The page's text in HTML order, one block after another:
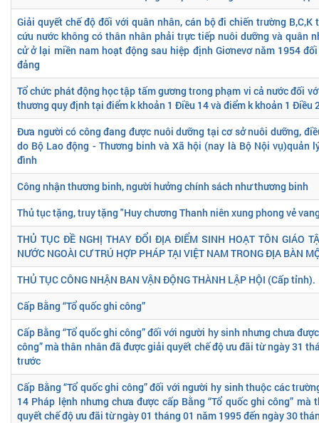
Giải quyết chế độ đối với quân nhân, cán bộ đi chiến trường
cứu nước không có thân nhân phải trực tiếp nuôi dưỡng và quân
cử ở lại miền nam hoạt động sau hiệp định Giơnevơ năm 1954
đảng
Tổ chức phát động học tập tấm gương trong phạm vi cả nước đối
thương quy định tại điểm k khoản 1 Điều 14 và điểm k khoản 1 Điều
Đưa người có công đang được nuôi dưỡng tại cơ sở nuôi dưỡng,
do Bộ Lao động - Thương binh và Xã hội (nay là Bộ Nội vụ)quản
đình
Công nhận thương binh, người hưởng chính sách như thương binh
Thủ tục tặng, truy tặng "Huy chương Thanh niên xung phong vẻ
THỦ TỤC ĐỀ NGHỊ THAY ĐỔI ĐỊA ĐIỂM SINH HOẠT TÔN GIÁO
NƯỚC NGOÀI CƯ TRÚ HỢP PHÁP TẠI VIỆT NAM TRONG ĐỊA BÀN
THỦ TỤC CÔNG NHẬN BAN VẬN ĐỘNG THÀNH LẬP HỘI (Cấp tỉnh).
Cấp Bằng “Tổ quốc ghi công”
Cấp Bằng “Tổ quốc ghi công” đối với người hy sinh nhưng chưa
công” mà thân nhân đã được giải quyết chế độ ưu đãi từ ngày 31
trước
Cấp Bằng “Tổ quốc ghi công” đối với người hy sinh thuộc các
14 Pháp lệnh nhưng chưa được cấp Bằng “Tổ quốc ghi công” mà
quyết chế độ ưu đãi từ ngày 01 tháng 01 năm 1995 đến ngày 30